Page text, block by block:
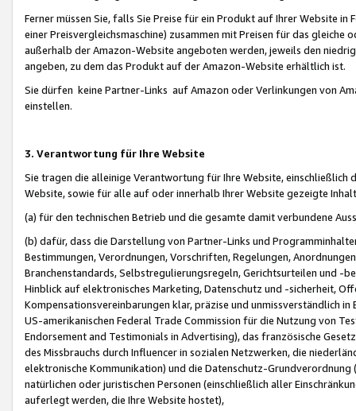
Ferner müssen Sie, falls Sie Preise für ein Produkt auf Ihrer Website
einer Preisvergleichsmaschine) zusammen mit Preisen für das
außerhalb der Amazon-Website angeboten werden, jeweils den
angeben, zu dem das Produkt auf der Amazon-Website erhältlich ist.
Sie dürfen keine Partner-Links auf Amazon oder Verlinkungen von
einstellen.
3. Verantwortung für Ihre Website
Sie tragen die alleinige Verantwortung für Ihre Website,
Website, sowie für alle auf oder innerhalb Ihrer Website gezeigte
(a) für den technischen Betrieb und die gesamte damit verbundene
(b) dafür, dass die Darstellung von Partner-Links und
Bestimmungen, Verordnungen, Vorschriften, Regelungen,
Branchenstandards, Selbstregulierungsregeln, Gerichtsurteilen und -
Hinblick auf elektronisches Marketing, Datenschutz und -sicherheit,
Kompensationsvereinbarungen klar, präzise und unmissverständlich
US-amerikanischen Federal Trade Commission für die Nutzung von
Endorsement and Testimonials in Advertising), das französische
des Missbrauchs durch Influencer in sozialen Netzwerken, die
elektronische Kommunikation) und die Datenschutz-
natürlichen oder juristischen Personen (einschließlich aller
auferlegt werden, die Ihre Website hostet),